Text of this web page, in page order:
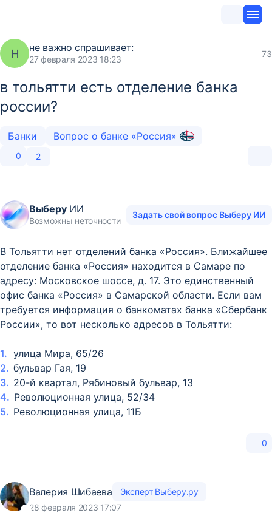
Н не важно спрашивает:
27 февраля 2023 18:23
73
в тольятти есть отделение банка
россии?
Банки Вопрос о банке «Россия»
0 2
ВыберуИИ
Возможны неточности
Задать свой вопрос Выберу ИИ
В Тольятти нет отделений банка «Россия». Ближайшее
отделение банка «Россия» находится в Самаре по
адресу: Московское шоссе, д. 17. Это единственный
офис банка «Россия» в Самарской области. Если вам
требуется информация о банкоматах банка «Сбербанк
России», то вот несколько адресов в Тольятти:
улица Мира, 65/26
бульвар Гая, 19
20-й квартал, Рябиновый бульвар, 13
Революционная улица, 52/34
Революционная улица, 11Б
0
Валерия Шибаева
Эксперт Выберу.ру
28 февраля 2023 17:07